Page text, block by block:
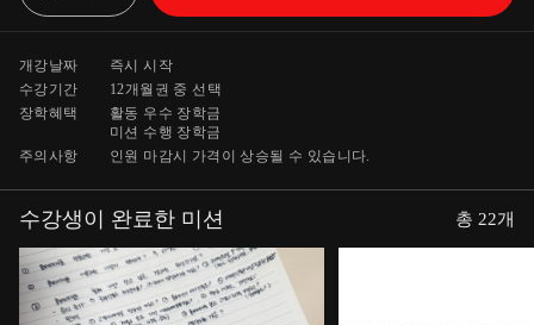
개강날짜
즉시 시작
수강기간
12개월 권 중 선택
장학혜택
활동 우수 장학금
미션 수행 장학금
주의사항
인원 마감시 가격이 상승될 수 있습니다.
수강생이 완료한 미션 총 22개